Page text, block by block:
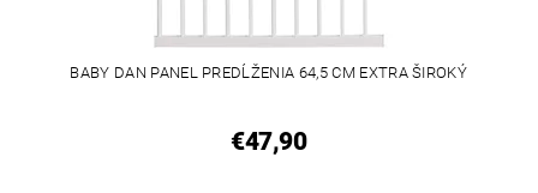
BABY DAN PANEL PREDĹŽENIA 64,5 CM EXTRA ŠIROKÝ
€47,90